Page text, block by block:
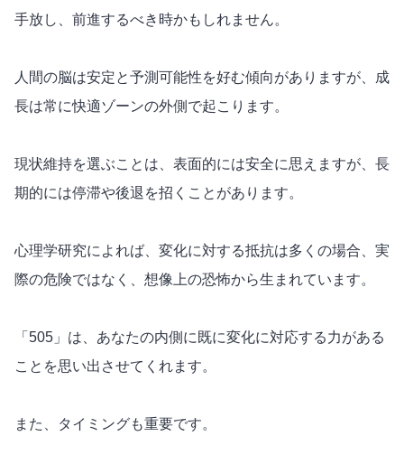
手放し、前進するべき時かもしれません。
人間の脳は安定と予測可能性を好む傾向がありますが、成
長は常に快適ゾーンの外側で起こります。
現状維持を選ぶことは、表面的には安全に思えますが、長
期的には停滞や後退を招くことがあります。
心理学研究によれば、変化に対する抵抗は多くの場合、実
際の危険ではなく、想像上の恐怖から生まれています。
「505」は、あなたの内側に 既に変化に対応する力がある
ことを思い出させてくれます。
また、タイミングも重要です。